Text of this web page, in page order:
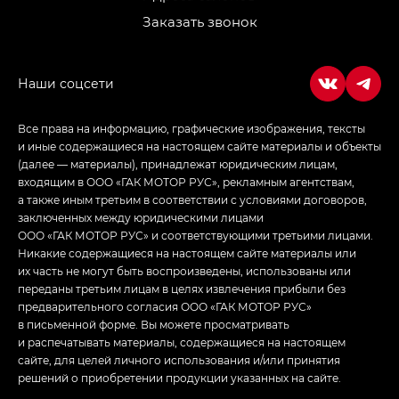
Empow — Эмпау (Empow) в комплектации
Заказать звонок
Все права на информацию, графические изображения, тексты
и иные содержащиеся на настоящем сайте материалы и объекты
(далее — материалы), принадлежат юридическим лицам,
входящим в ООО «ГАК МОТОР РУС», рекламным агентствам,
а также иным третьим в соответствии с условиями договоров,
заключенных между юридическими лицами
ООО «ГАК МОТОР РУС» и соответствующими третьими лицами.
Никакие содержащиеся на настоящем сайте материалы или
их часть не могут быть воспроизведены, использованы или
переданы третьим лицам в целях извлечения прибыли без
предварительного согласия ООО «ГАК МОТОР РУС»
в письменной форме. Вы можете просматривать
и распечатывать материалы, содержащиеся на настоящем
сайте, для целей личного использования и/или принятия
решений о приобретении продукции указанных на сайте.